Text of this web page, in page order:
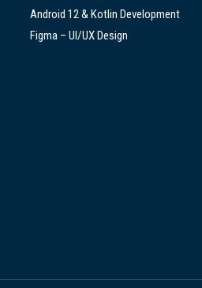
Android 12 & Kotlin Development
Figma – UI/UX Design